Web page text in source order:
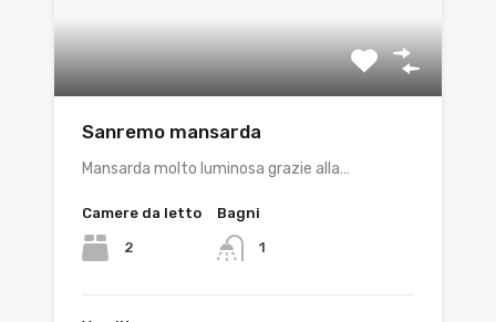
Sanremo mansarda
Mansarda molto luminosa grazie alla…
Camere da letto
2
Bagni
1